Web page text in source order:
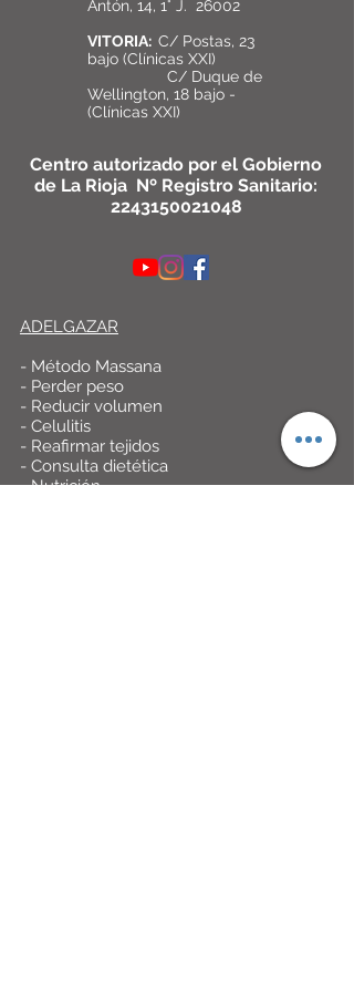
Antón, 14, 1° J. 26002
VITORIA: C/ Postas, 23
bajo (Clínicas XXI)
C/ Duque de
Wellington, 18 bajo -
(Clínicas XXI)
Centro autorizado por el Gobierno
de La Rioja Nº Registro Sanitario:
2243150021048
ADELGAZAR
- Método Massana
- Perder peso
- Reducir volumen
- Celulitis
- Reafirmar tejidos
- Consulta dietética
- Nutrición